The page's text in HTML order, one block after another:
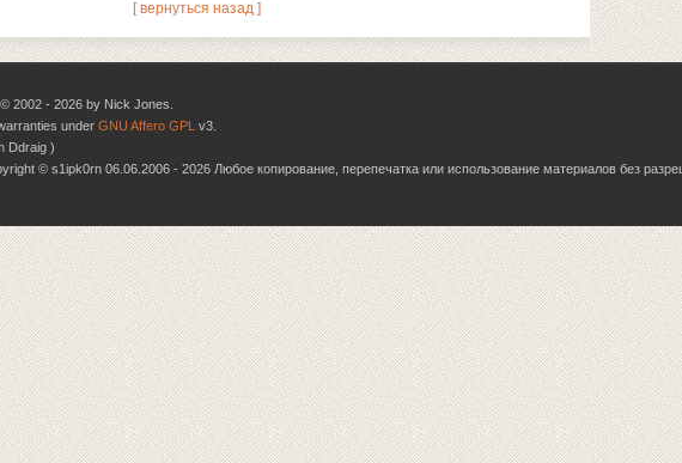
[ вернуться назад ]
2002 - 2026 by Nick Jones.
under GNU Affero GPL v3.
Ddraig )
© s1ipk0rn 06.06.2006 - 2026 Любое копирование, перепечатка или использование материалов без